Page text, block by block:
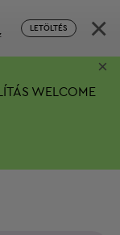
LETÖLTÉS ×
WELCOME
×